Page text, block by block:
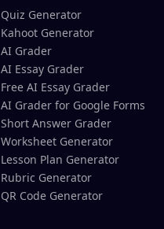
Quiz Generator
Kahoot Generator
AI Grader
AI Essay Grader
Free AI Essay Grader
AI Grader for Google Forms
Short Answer Grader
Worksheet Generator
Lesson Plan Generator
Rubric Generator
QR Code Generator